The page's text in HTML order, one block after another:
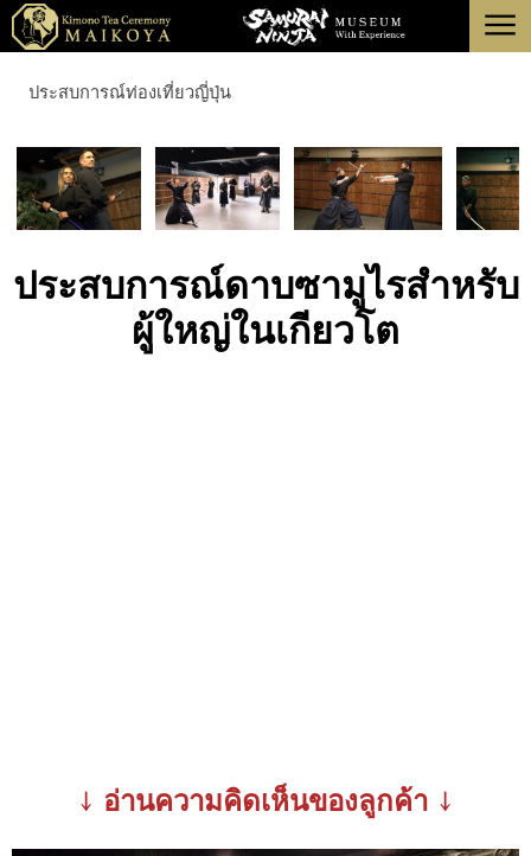
เกี่ยวกับ
menu
ประสบการณ์ท่องเที่ยวญี่ปุ่น
ประสบการณ์ดาบซามูไรสำหรับ
ผู้ใหญ่ในเกียวโต
↓ อ่านความคิดเห็นของลูกค้า ↓